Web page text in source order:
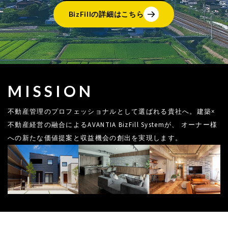
BizFillの詳細はこちら
MISSION
不動産管理のプロフェッショナルとして選ばれる貴社へ。建築×
不動産経営の融合によるAVANTIA BizFill Systemが、 オーナー様
への新たな価値提案と収益機会の創出を実現します。